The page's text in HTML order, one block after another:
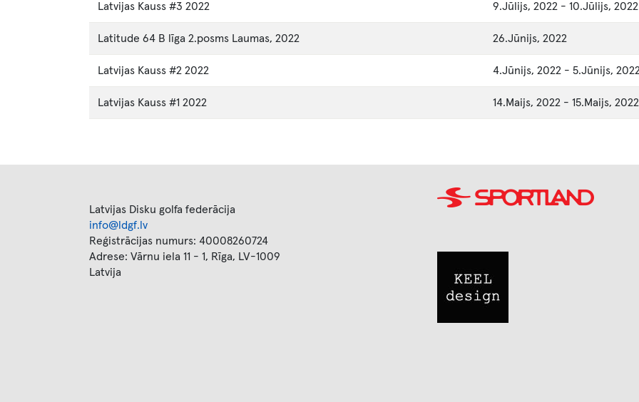
Latvijas Kauss #3 2022 9.Jūlijs, 2022 - 10.Jūlijs, 2022
Latitude 64 B līga 2.posms Laumas, 2022 26.Jūnijs, 2022
Latvijas Kauss #2 2022 4.Jūnijs, 2022 - 5.Jūnijs, 2022
Latvijas Kauss #1 2022 14.Maijs, 2022 - 15.Maijs, 2022
Latvijas Disku golfa federācija
info@ldgf.lv
Reģistrācijas numurs: 40008260724
Adrese: Vārnu iela 11 - 1, Rīga, LV-1009
Latvija
Image